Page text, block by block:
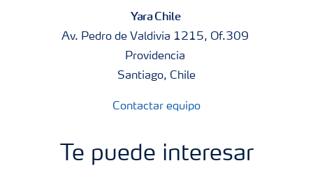
Yara Chile
Av. Pedro de Valdivia 1215, Of.309
Providencia
Santiago, Chile
Contactar equipo
Te puede interesar